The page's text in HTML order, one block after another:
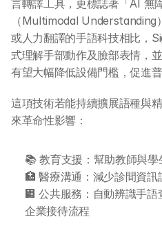
言轉譯工具，更標誌著「AI 無
（Multimodal Understanding
或人力翻譯的手語科技相比，
式理解手部動作及臉部表情，
有望大幅降低設備門檻，促進普
這項技術若能持續擴展語種與
來革命性影響：
📚 教育支援：幫助教師與
🏥 醫療溝通：減少診間資
🏢 公共服務：自動辨識手
企業接待流程